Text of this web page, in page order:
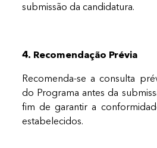
submissão da candidatura.
4. Recomendação Prévia
Recomenda-se a consulta
do Programa antes da
fim de garantir a
estabelecidos.